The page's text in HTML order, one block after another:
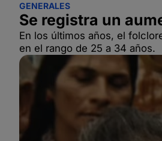
GENERALES
Se registra un
En los últimos años, el
en el rango de 25 a 34 años.